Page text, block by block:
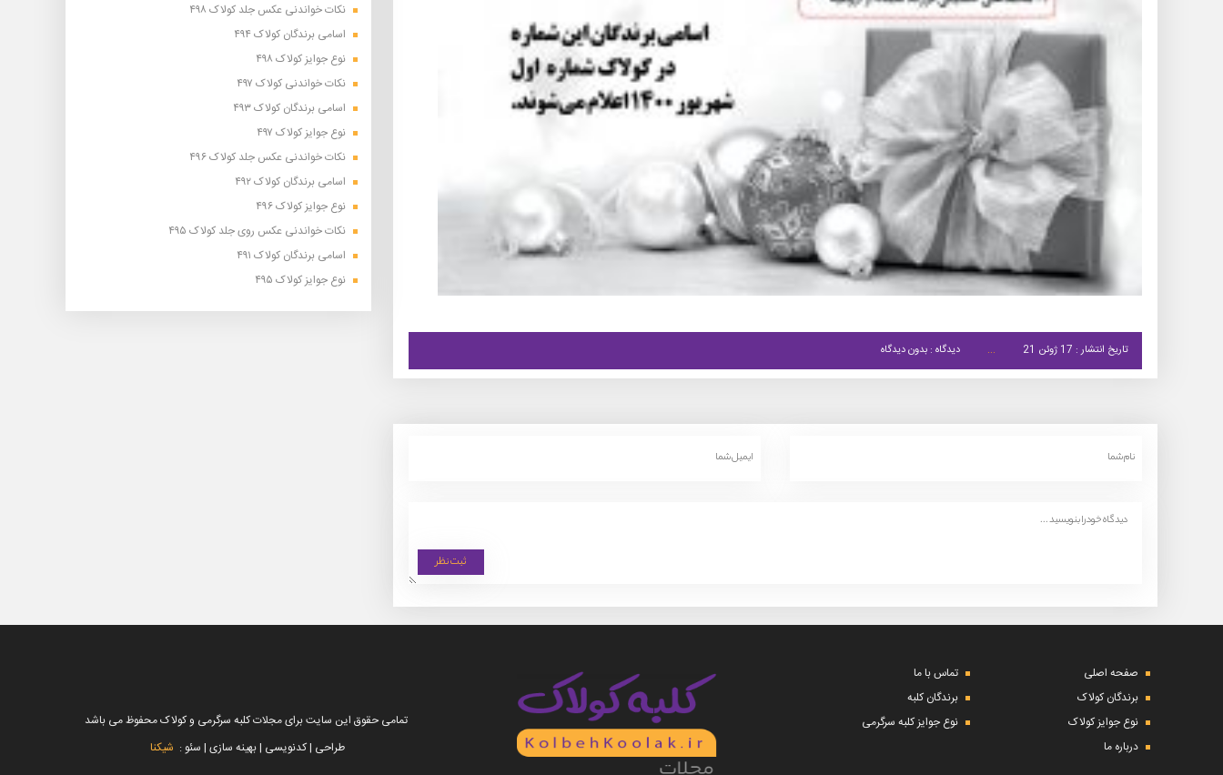
تاریخ انتشار : 17 ژوئن 21 دیدگاه : بدون دیدگاه
نکات خواندنی عکس جلد کولاک ۴۹۸
اسامی برندگان کولاک ۴۹۴
نوع جوایز کولاک ۴۹۸
نکات خواندنی کولاک ۴۹۷
اسامی برندگان کولاک ۴۹۳
نوع جوایز کولاک ۴۹۷
نکات خواندنی عکس جلد کولاک ۴۹۶
اسامی برندگان کولاک ۴۹۲
نوع جوایز کولاک ۴۹۶
نکات خواندنی عکس روی جلد کولاک ۴۹۵
اسامی برندگان کولاک ۴۹۱
نوع جوایز کولاک ۴۹۵
صفحه اصلی
تماس با ما
برندگان کولاک
برندگان کلبه
نوع جوایز کولاک
نوع جوایز کلبه سرگرمی
درباره ما
تمامی حقوق این سایت برای مجلات کلبه سرگرمی و کولاک محفوظ می باشد
طراحی | کدنویسی | بهینه سازی | سئو : شیکنا